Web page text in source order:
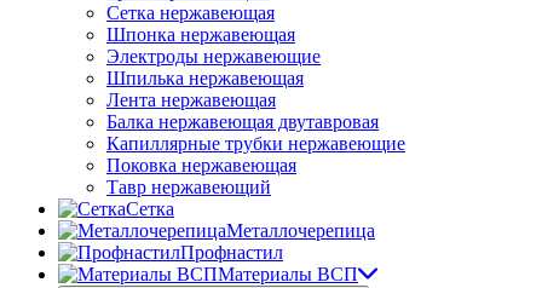
Сетка нержавеющая
Шпонка нержавеющая
Электроды нержавеющие
Шпилька нержавеющая
Лента нержавеющая
Балка нержавеющая двутавровая
Капиллярные трубки нержавеющие
Поковка нержавеющая
Тавр нержавеющий
Сетка
Металлочерепица
Профнастил
Материалы ВСП